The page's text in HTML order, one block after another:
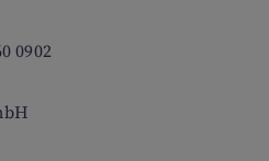
0902